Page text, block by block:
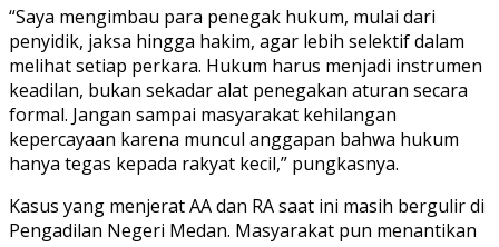
“Saya mengimbau para penegak hukum, mulai dari
penyidik, jaksa hingga hakim, agar lebih selektif dalam
melihat setiap perkara. Hukum harus menjadi instrumen
keadilan, bukan sekadar alat penegakan aturan secara
formal. Jangan sampai masyarakat kehilangan
kepercayaan karena muncul anggapan bahwa hukum
hanya tegas kepada rakyat kecil,” pungkasnya.
Kasus yang menjerat AA dan RA saat ini masih bergulir di
Pengadilan Negeri Medan. Masyarakat pun menantikan